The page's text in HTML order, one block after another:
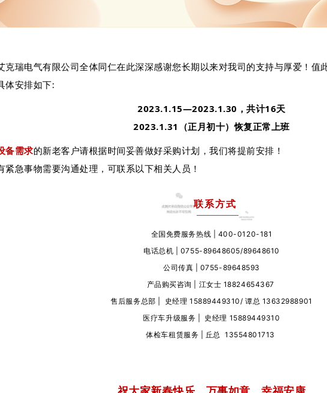
克瑞电气有限公司全体同仁在此深深感谢您长期以来对我司的支持与厚爱！值
体安排如下:
2023.1.15—2023.1.30，共计16天
2023.1.31（正月初十）恢复正常上班
备需求的新老客户请根据时间妥善做好采购计划，我们将提前安排！
紧急事物需要沟通处理，可联系以下相关人员！
联系方式
全国免费服务热线 | 400-0120-181
电话总机 | 0755-89648605/89648610
公司传真 | 0755-89648593
产品购买咨询 | 江女士 18824654367
售后服务总部 |
史经理 15889449310/谭总 13632988901
医疗车升级服务 |
史经理 15889449310
体检车租赁服务 |
丘总 13554801713